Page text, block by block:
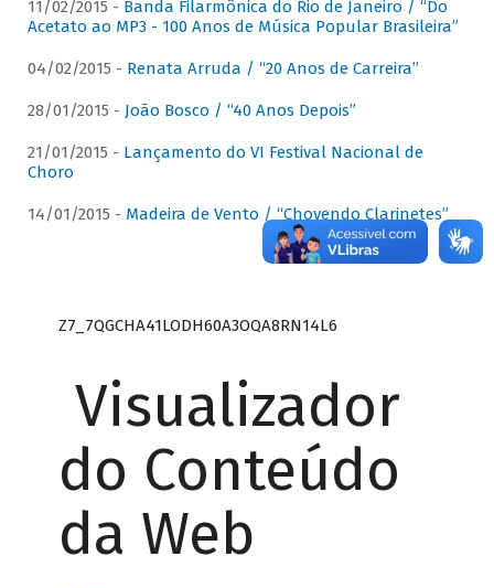
11/02/2015 - Banda Filarmônica do Rio de Janeiro / “Do
Acetato ao MP3 - 100 Anos de Música Popular Brasileira”
04/02/2015 - Renata Arruda / “20 Anos de Carreira”
28/01/2015 - João Bosco / “40 Anos Depois”
21/01/2015 - Lançamento do VI Festival Nacional de
Choro
14/01/2015 - Madeira de Vento / “Chovendo Clarinetes”
Z7_7QGCHA41LODH60A3OQA8RN14L6
Visualizador
do Conteúdo
da Web